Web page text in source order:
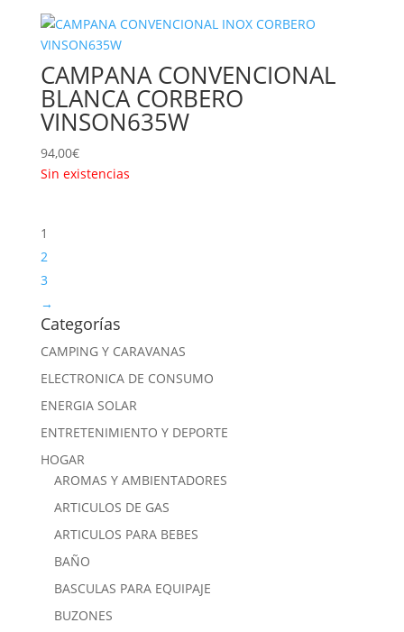
CAMPANA CONVENCIONAL
BLANCA CORBERO
VINSON635W
94,00€
Sin existencias
1
2
3
→
Categorías
CAMPING Y CARAVANAS
ELECTRONICA DE CONSUMO
ENERGIA SOLAR
ENTRETENIMIENTO Y DEPORTE
HOGAR
AROMAS Y AMBIENTADORES
ARTICULOS DE GAS
ARTICULOS PARA BEBES
BAÑO
BASCULAS PARA EQUIPAJE
BUZONES